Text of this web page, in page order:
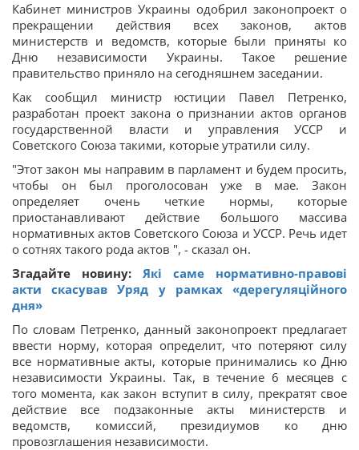
Кабинет министров Украины одобрил законопроект о
прекращении действия всех законов, актов
министерств и ведомств, которые были приняты ко
Дню независимости Украины. Такое решение
правительство приняло на сегодняшнем заседании.
Как сообщил министр юстиции Павел Петренко,
разработан проект закона о признании актов органов
государственной власти и управления УССР и
Советского Союза такими, которые утратили силу.
"Этот закон мы направим в парламент и будем просить,
чтобы он был проголосован уже в мае. Закон
определяет очень четкие нормы, которые
приостанавливают действие большого массива
нормативных актов Советского Союза и УССР. Речь идет
о сотнях такого рода актов ", - сказал он.
Згадайте новину: Які саме нормативно-правові
акти скасував Уряд у рамках «дерегуляційного
дня»
По словам Петренко, данный законопроект предлагает
ввести норму, которая определит, что потеряют силу
все нормативные акты, которые принимались ко Дню
независимости Украины. Так, в течение 6 месяцев с
того момента, как закон вступит в силу, прекратят свое
действие все подзаконные акты министерств и
ведомств, комиссий, президиумов ко дню
провозглашения независимости.